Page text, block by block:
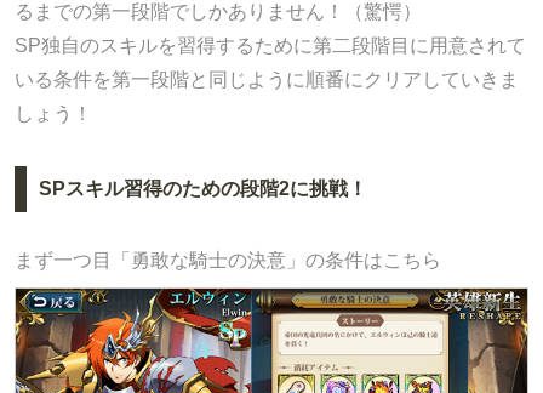
るまでの第一段階でしかありません！（驚愕）
SP独自のスキルを習得するために第二段階目に用意されて
いる条件を第一段階と同じように順番にクリアしていきま
しょう！
SPスキル習得のための段階2に挑戦！
まず一つ目「勇敢な騎士の決意」の条件はこちら